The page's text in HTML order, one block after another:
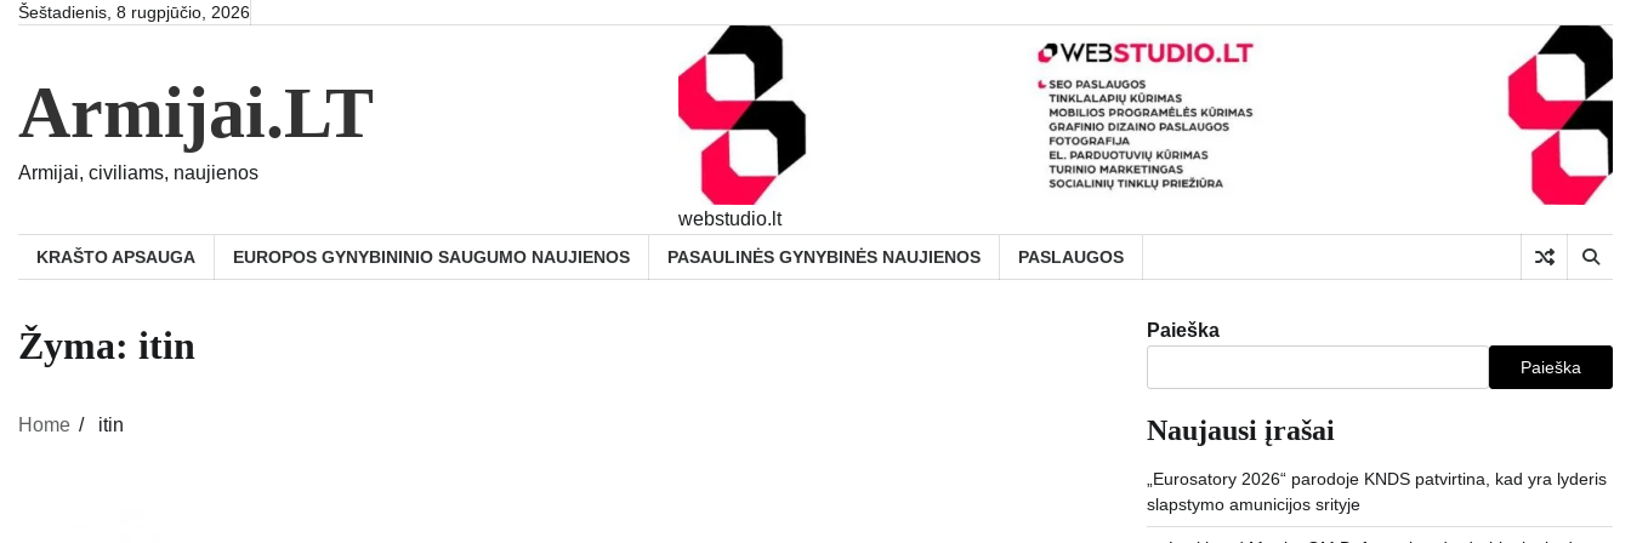
SkipŠeštadienis, 8 rugpjūčio, 2026
Armijai.LT
Armijai, civiliams, naujienos
webstudio.lt
KRAŠTO APSAUGA EUROPOS GYNYBININIO SAUGUMO NAUJIENOS PASAULINĖS GYNYBINĖS NAUJIENOS PASLAUGOS
Žyma: itin
Home itin
Paieška
Paieška
Naujausi įrašai
„Eurosatory 2026“ parodoje KNDS patvirtina, kad yra lyderis
slapstymo amunicijos srityje